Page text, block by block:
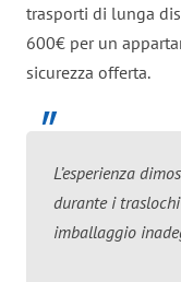
trasporti di lunga
600€ per un
sicurezza offerta.
L’esperienza
durante i
imballaggio